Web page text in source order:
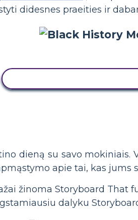
didesnes praeities ir
dieną su savo
apie tai, kas jums
žinoma Storyboard That
dalyku